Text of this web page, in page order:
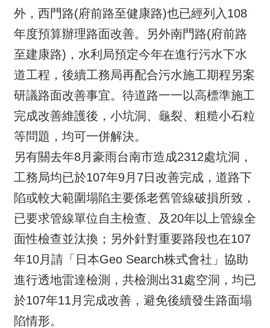
外，西門路(府前路至健康路)也已經列入108
年度預算辦理路面改善。另外南門路(府前路
至建康路)，水利局預定今年在進行污水下水
道工程，後續工務局再配合污水施工期程另案
研議路面改善事宜。待道路一一以高標準施工
完成改善維護後，小坑洞、龜裂、粗糙小石粒
等問題，均可一併解決。
另有關去年8月豪雨台南市造成2312處坑洞，
工務局均已於107年9月7日改善完成，道路下
陷或較大範圍塌陷主要係老舊管線破損所致，
已要求管線單位自主檢查、及20年以上管線全
面性檢查並汰換；另外針對重要路段也在107
年10月請「日本Geo Search株式會社」協助
進行透地雷達檢測，共檢測出31處空洞，均已
於107年11月完成改善，避免後續發生路面塌
陷情形。